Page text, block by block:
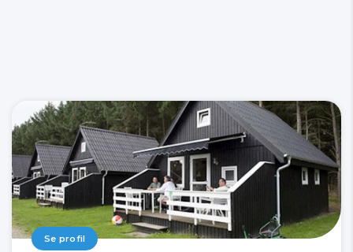
Se profil